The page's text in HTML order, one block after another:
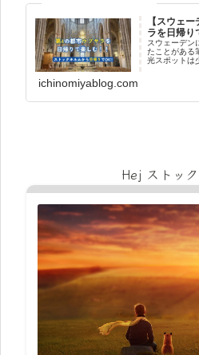
【スウェ
ラを日帰り
スウェーデン
たことがある
光スポットは
欧最大の大
クホルムか
ichinomiyablog.com
Hej ストッ